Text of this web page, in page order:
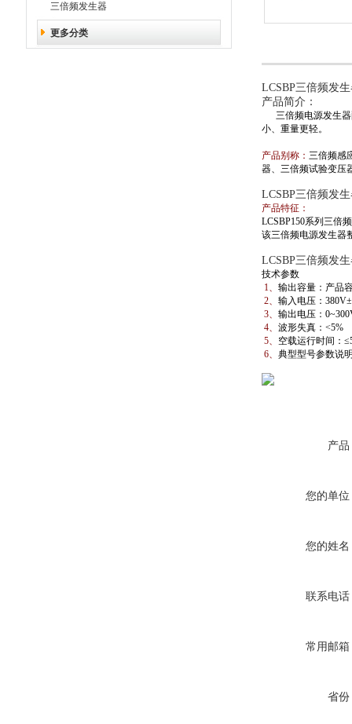
三倍频发生器
更多分类
LCSBP三倍频发
产品简介：
三倍频电源发生器
小、重量更轻。
产品别称： 三倍频感
器、三倍频试验变压
LCSBP三倍频发
产品特征：
LCSBP150系列三倍
该三倍频电源发生器
LCSBP三倍频发
技术参数
1、 输出容量：产品
2、 输入电压：
3、 输出电压：
4、 波形失真：<5%
5、 空载运行时间：
6、 典型型号参数说
产品
您的单位
您的姓名
联系电话
常用邮箱
省份